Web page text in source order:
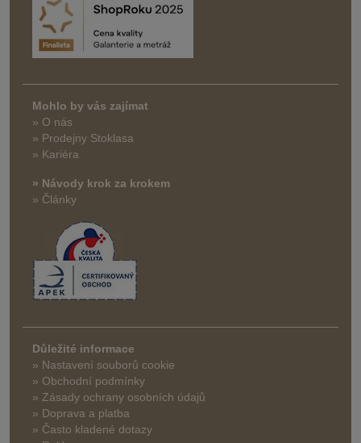
Mohlo by vás zajímat
» O nás
» Prodejny Stoklasa
» Kariéra
» Návody krok za krokem
» Články
Důležité informace
» Nastavení souborů cookie
» Obchodní podmínky
» Zásady ochrany osobních údajů
» Doprava a platba
» Často kladené dotazy